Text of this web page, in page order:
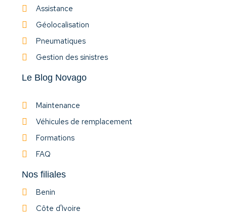
Assistance
Géolocalisation
Pneumatiques
Gestion des sinistres
Le Blog Novago
Maintenance
Véhicules de remplacement
Formations
FAQ
Nos filiales
Benin
Côte d'Ivoire